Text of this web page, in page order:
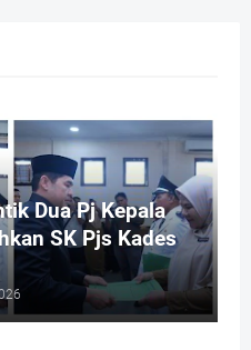
Dua Pj Kepala
SK Pjs Kades